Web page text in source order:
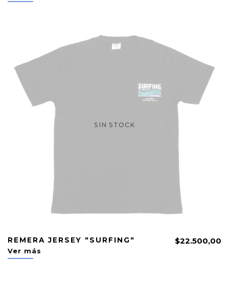
SIN STOCK
REMERA JERSEY "SURFING" $22.500,00
Ver más